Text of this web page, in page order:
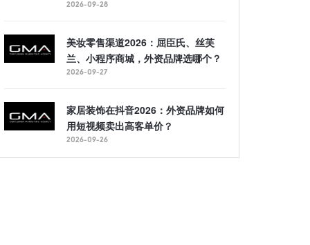
2026-09-28
美妆零售渠道2026：屈臣氏、丝芙
兰、小程序商城，外资品牌选哪个？
2026-09-27
家居装饰在抖音2026：外资品牌如何
用短视频卖出高客单价？
2026-09-26